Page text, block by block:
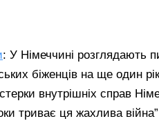
: У Німеччині розглядають
біженців на ще один
внутрішніх справ
триває ця жахлива